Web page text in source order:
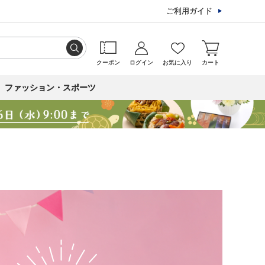
ご利用ガイド
クーポン ログイン お気に入り カート
ファッション・スポーツ